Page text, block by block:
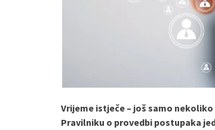
Vrijeme istječe – još samo
Pravilniku o provedbi postupaka